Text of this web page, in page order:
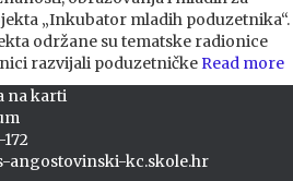
„Inkubator mladih poduzetnika“.
održane su tematske radionice
razvijali poduzetničke Read more
na karti
angostovinski-kc.skole.hr